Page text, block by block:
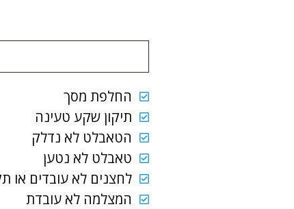
החלפת מסך
תיקון שקע טעינה
הטאבלט לא נדלק
טאבלט לא נטען
לחצנים לא עובדים או
המצלמה לא עובדת